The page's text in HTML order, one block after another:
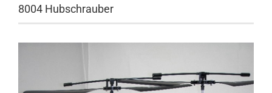
8004 Hubschrauber